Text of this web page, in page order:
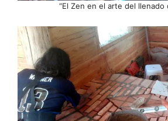
“El Zen en el arte del llenado